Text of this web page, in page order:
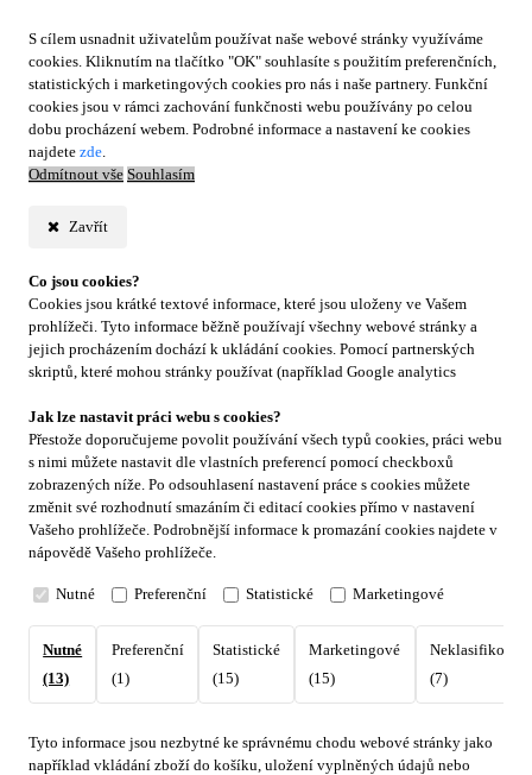
S cílem usnadnit uživatelům používat naše webové stránky využíváme
cookies. Kliknutím na tlačítko "OK" souhlasíte s použitím preferenčních,
statistických i marketingových cookies pro nás i naše partnery. Funkční
cookies jsou v rámci zachování funkčnosti webu používány po celou
dobu procházení webem. Podrobné informace a nastavení ke cookies
najdete zde.
Odmítnout vše Souhlasím
Zavřít
Co jsou cookies?
Cookies jsou krátké textové informace, které jsou uloženy ve Vašem
prohlížeči. Tyto informace běžně používají všechny webové stránky a
jejich procházením dochází k ukládání cookies. Pomocí partnerských
skriptů, které mohou stránky používat (například Google analytics
Jak lze nastavit práci webu s cookies?
Přestože doporučujeme povolit používání všech typů cookies, práci webu
s nimi můžete nastavit dle vlastních preferencí pomocí checkboxů
zobrazených níže. Po odsouhlasení nastavení práce s cookies můžete
změnit své rozhodnutí smazáním či editací cookies přímo v nastavení
Vašeho prohlížeče. Podrobnější informace k promazání cookies najdete v
nápovědě Vašeho prohlížeče.
Nutné Preferenční Statistické Marketingové
Nutné
(13)
Preferenční
(1)
Statistické
(15)
Marketingové
(15)
(7)
Tyto informace jsou nezbytné ke správnému chodu webové stránky jako
například vkládání zboží do košíku, uložení vyplněných údajů nebo